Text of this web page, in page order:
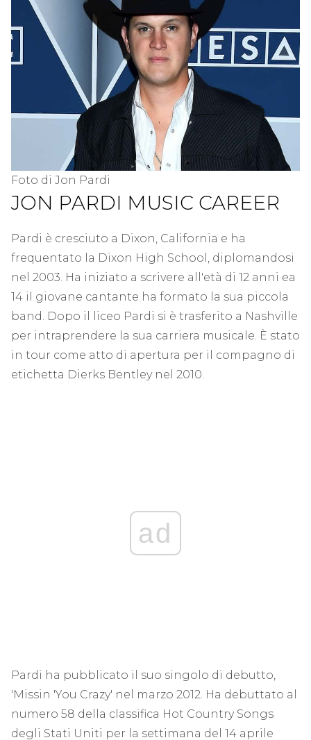
Foto di Jon Pardi
JON PARDI MUSIC CAREER
Pardi è cresciuto a Dixon, California e ha
frequentato la Dixon High School, diplomandosi
nel 2003. Ha iniziato a scrivere all'età di 12 anni ea
14 il giovane cantante ha formato la sua piccola
band. Dopo il liceo Pardi si è trasferito a Nashville
per intraprendere la sua carriera musicale. È stato
in tour come atto di apertura per il compagno di
etichetta Dierks Bentley nel 2010.
ad
Pardi ha pubblicato il suo singolo di debutto,
'Missin 'You Crazy' nel marzo 2012. Ha debuttato al
numero 58 della classifica Hot Country Songs
degli Stati Uniti per la settimana del 14 aprile